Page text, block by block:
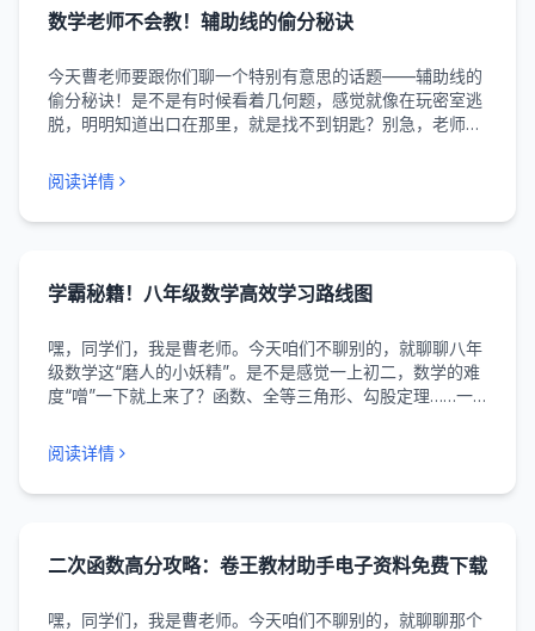
数学老师不会教！辅助线的偷分秘诀
今天曹老师要跟你们聊一个特别有意思的话题——辅助线的
偷分秘诀！是不是有时候看着几何题，感觉就像在玩密室逃
脱，明明知道出口在那里，就是找不到钥匙？别急，老师当
个叫小雨的姑娘，上次月考前一星期还哭丧着脸说"老师，
我一...
阅读详情
学霸秘籍！八年级数学高效学习路线图
嘿，同学们，我是曹老师。今天咱们不聊别的，就聊聊八年
级数学这“磨人的小妖精”。是不是感觉一上初二，数学的难
度“噌”一下就上来了？函数、全等三角形、勾股定理……一
你画一张清晰的“高效学习路线图”，咱们一步一个脚印，把
八年级数学这座山...
阅读详情
二次函数高分攻略：卷王教材助手电子资料免费下载
嘿，同学们，我是曹老师。今天咱们不聊别的，就聊聊那个